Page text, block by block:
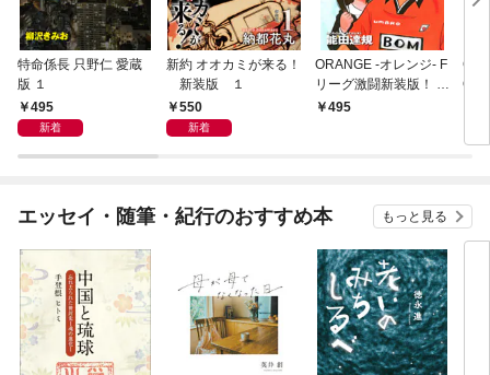
特命係長 只野仁 愛蔵
版 １
495
新着
新約 オオカミが来る！
新装版 １
550
新着
ORANGE -オレンジ- F
リーグ激闘新装版！ 第
１巻495
エッセイ・随筆・紀行のおすすめ本 もっと見る